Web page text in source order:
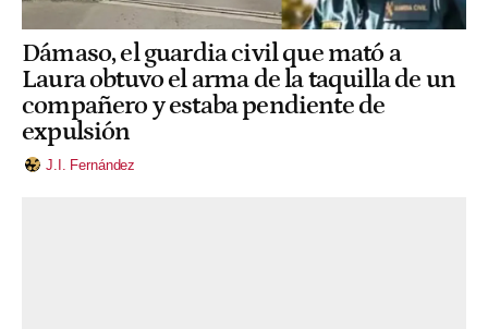
Dámaso, el guardia civil que mató a
Laura obtuvo el arma de la taquilla de un
compañero y estaba pendiente de
expulsión
J.I. Fernández